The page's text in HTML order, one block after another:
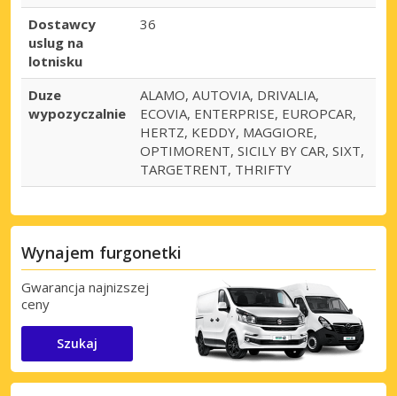
Dostawcy
uslug na
lotnisku
36
Duze
wypozyczalnie
ALAMO, AUTOVIA, DRIVALIA,
ECOVIA, ENTERPRISE, EUROPCAR,
HERTZ, KEDDY, MAGGIORE,
OPTIMORENT, SICILY BY CAR, SIXT,
TARGETRENT, THRIFTY
Wynajem furgonetki
Gwarancja najnizszej
ceny
Szukaj